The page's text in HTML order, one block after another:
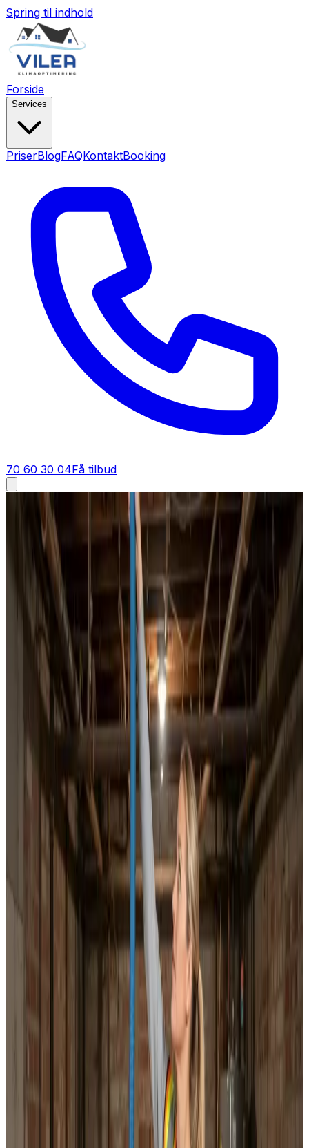
Spring til indhold
Forside
Services
PriserBlogFAQKontaktBooking
70 60 30 04Få tilbud
Ventilationsrens i Espergærde
Ventilationsrens i Espergærde
Professionel rens af ventilationskanaler, ventiler og
aggregater til private boliger, boligforeninger,
restauranter og erhverv i Espergærde og omegn. Vi
opsamler alt støv og snavs med undertryk og
dokumenterer arbejdet med før- og efter-billeder.
Dokumenteret ventilationsrens